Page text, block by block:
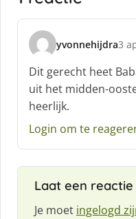
yvonnehijdra
s
c
h
r
e
e
:
3
Dit gerecht heet
uit het midden-
heerlijk.
Login om te
Laat een
Je moet ingelogd